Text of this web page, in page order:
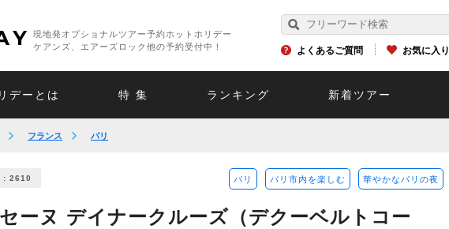
現地発オプショナルツアー予約ホットホリデー
ケアンズ、エアーズロック他の予約受付中！
よくあるご質問 お気に入り
デーとは 特 集 ランキング 新着ツアー
フランス パリ
: 2610 パリ パリ市内を楽しむ 華やかなパリの夜
ーヌ デイナークルーズ（デクーベルトコー